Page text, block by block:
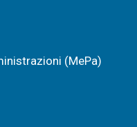
(MePa)